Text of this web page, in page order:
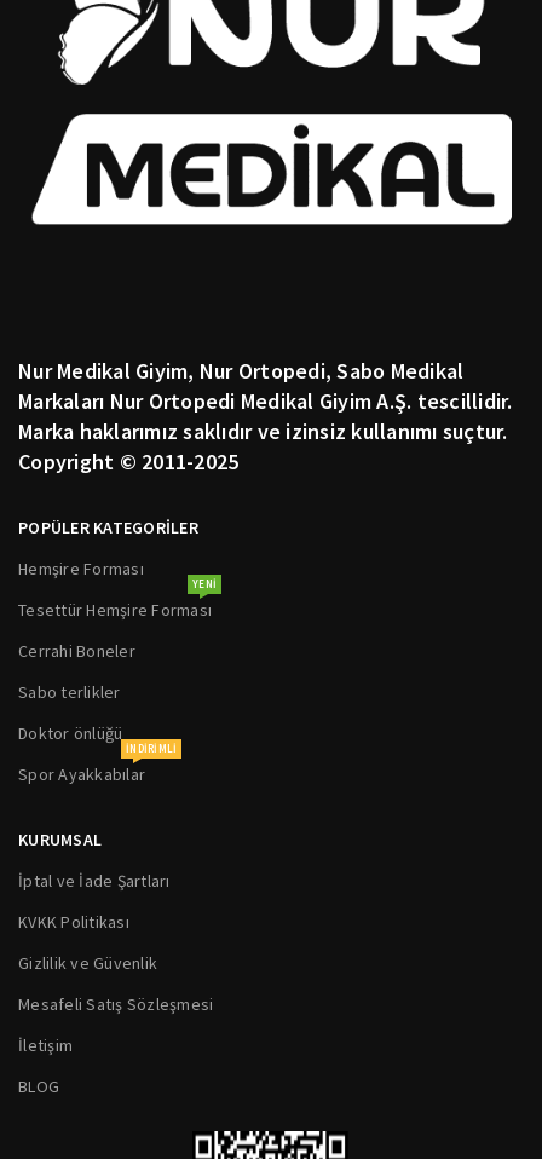
Nur Medikal Giyim, Nur Ortopedi, Sabo Medikal
Markaları Nur Ortopedi Medikal Giyim A.Ş. tescillidir.
Marka haklarımız saklıdır ve izinsiz kullanımı suçtur.
Copyright © 2011-2025
POPÜLER KATEGORİLER
Hemşire Forması
Tesettür Hemşire Forması
YENI
Cerrahi Boneler
Sabo terlikler
Doktor önlüğü
Spor Ayakkabılar
INDIRIMLI
KURUMSAL
İptal ve İade Şartları
KVKK Politikası
Gizlilik ve Güvenlik
Mesafeli Satış Sözleşmesi
İletişim
BLOG